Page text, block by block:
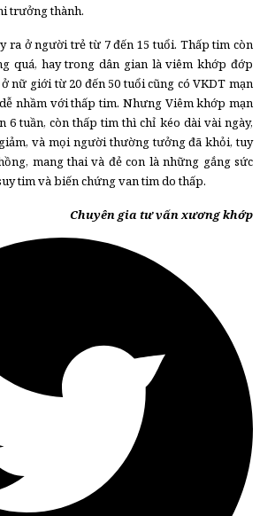
trưởng thành.
ra ở người trẻ từ 7 đến 15 tuổi. Thấp tim còn
quá, hay trong dân gian là viêm khớp đớp
nữ giới từ 20 đến 50 tuổi cũng có VKDT mạn
nhầm với thấp tim. Nhưng Viêm khớp mạn
6 tuần, còn thấp tim thì chỉ kéo dài vài ngày,
và mọi người thường tưởng đã khỏi, tuy
mang thai và đẻ con là những gắng sức
tim và biến chứng van tim do thấp.
Chuyên gia tư vấn xương khớp